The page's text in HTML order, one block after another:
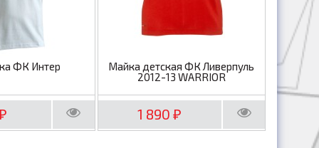
ФК Интер
Майка детская ФК Ливерпуль
2012-13 WARRIOR
1 890₽